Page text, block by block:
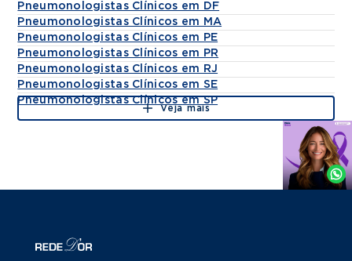
Pneumonologistas Clínicos em DF
Pneumonologistas Clínicos em MA
Pneumonologistas Clínicos em PE
Pneumonologistas Clínicos em PR
Pneumonologistas Clínicos em RJ
Pneumonologistas Clínicos em SE
Pneumonologistas Clínicos em SP
Veja mais
Agende
Whatsapp